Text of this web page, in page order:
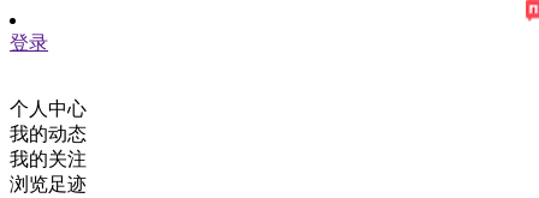
登录
个人中心
我的动态
我的关注
浏览足迹